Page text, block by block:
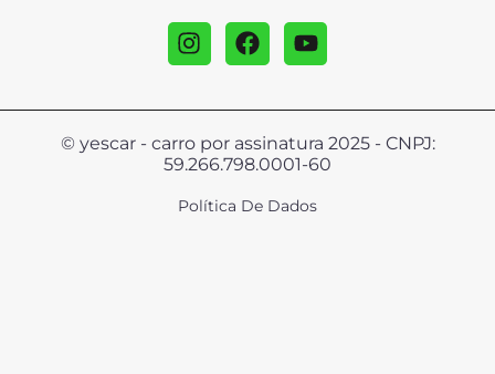
© yescar - carro por assinatura 2025 - CNPJ:
59.266.798.0001-60
Política De Dados